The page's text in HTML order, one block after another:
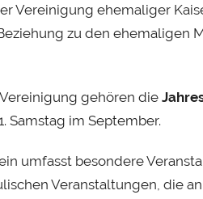
Vereinigung ehemaliger
zu den ehemaligen
gehören die
Samstag im September.
umfasst besondere
Veranstaltungen, die